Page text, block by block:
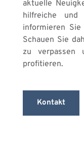
aktuelle
hilfreiche und
informieren
Schauen Sie
zu verpassen
profitieren.
Kontakt